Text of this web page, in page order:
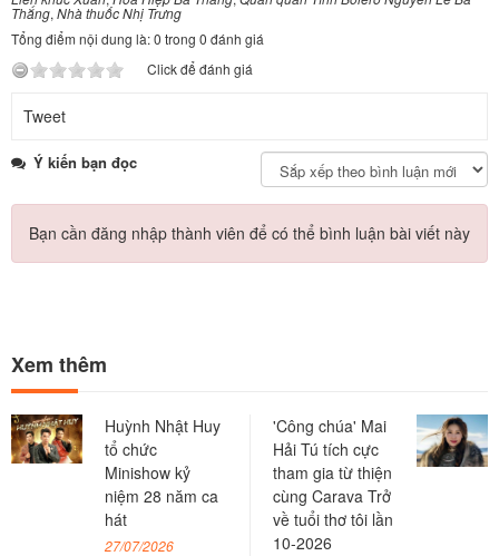
Thắng, Nhà thuốc Nhị Trưng
Tổng điểm nội dung là: 0 trong 0 đánh giá
Click để đánh giá
Tweet
Ý kiến bạn đọc
Bạn cần đăng nhập thành viên để có thể bình luận bài viết này
Xem thêm
Huỳnh Nhật Huy
tổ chức
Minishow kỷ
niệm 28 năm ca
hát
27/07/2026
'Công chúa' Mai
Hải Tú tích cực
tham gia từ thiện
cùng Carava Trở
về tuổi thơ tôi lần
10-2026